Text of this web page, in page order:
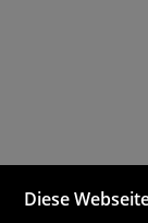
Diese